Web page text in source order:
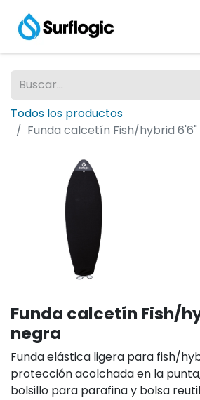
Todos los productos
Funda calcetín Fish/hybrid
Funda calcetín Fish/
negra
Funda elástica ligera para fish/
protección acolchada en la
bolsillo para parafina y bolsa